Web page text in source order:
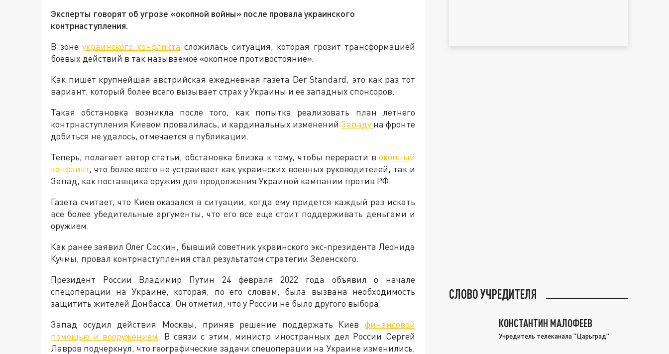
Эксперты говорят об угрозе «окопной войны» после провала украинского
контрнаступления.
В зоне украинского конфликта сложилась ситуация, которая грозит трансформацией
боевых действий в так называемое «окопное противостояние».
Как пишет крупнейшая австрийская ежедневная газета Der Standard, это как раз тот
вариант, который более всего вызывает страх у Украины и ее западных спонсоров.
Такая обстановка возникла после того, как попытка реализовать план летнего
контрнаступления Киевом провалилась, и кардинальных изменений Западу на фронте
добиться не удалось, отмечается в публикации.
Теперь, полагает автор статьи, обстановка близка к тому, чтобы перерасти в окопный
конфликт, что более всего не устраивает как украинских военных руководителей, так и
Запад, как поставщика оружия для продолжения Украиной кампании против РФ.
Газета считает, что Киев оказался в ситуации, когда ему придется каждый раз искать
все более убедительные аргументы, что его все еще стоит поддерживать деньгами и
оружием.
Как ранее заявил Олег Соскин, бывший советник украинского экс-президента Леонида
Кучмы, провал контрнаступления стал результатом стратегии Зеленского.
Президент России Владимир Путин 24 февраля 2022 года объявил о начале
спецоперации на Украине, которая, по его словам, была вызвана необходимость
защитить жителей Донбасса. Он отметил, что у России не было другого выбора.
Запад осудил действия Москвы, приняв решение поддержать Киев финансовой
помощью и вооружением. В связи с этим, министр иностранных дел России Сергей
Лавров подчеркнул, что географические задачи спецоперации на Украине изменились,
СЛОВО УЧРЕДИТЕЛЯ
КОНСТАНТИН МАЛОФЕЕВ
Учредитель телеканала "Царьград"